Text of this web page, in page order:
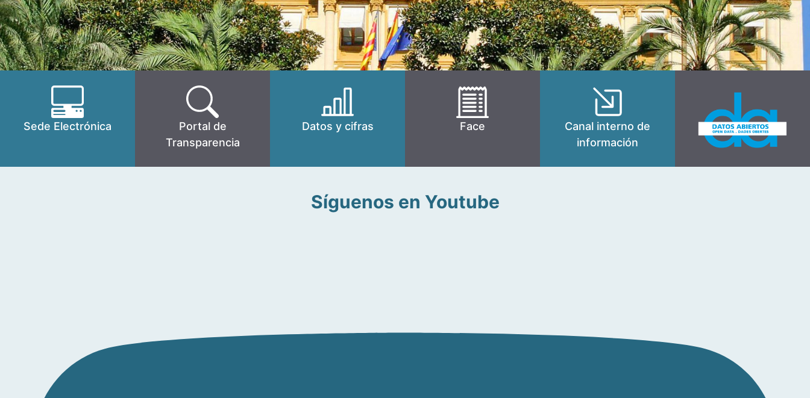
Sede Electrónica
Portal de
Transparencia
Datos y cifras Face
Canal interno de
información
Síguenos en Youtube